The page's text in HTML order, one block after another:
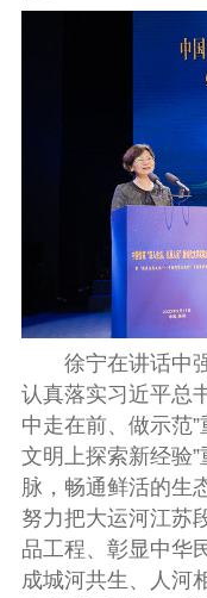
徐宁在讲话中
认真落实习近平总
中走在前、做示范
文明上探索新经验
脉，畅通鲜活的生
努力把大运河江苏
品工程、彰显中华
成城河共生、人河